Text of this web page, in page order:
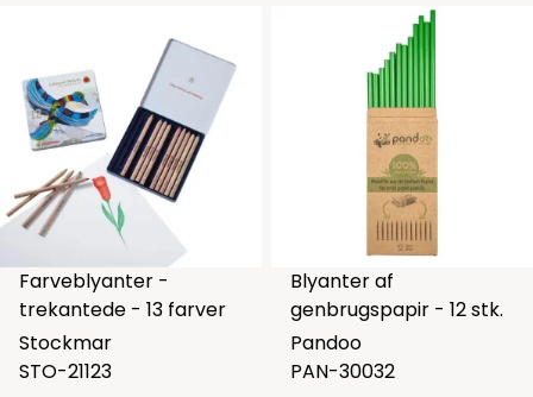
Farveblyanter -
trekantede - 13 farver
Stockmar
STO-21123
Blyanter af
genbrugspapir - 12 stk.
Pandoo
PAN-30032